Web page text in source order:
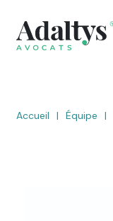
Accueil | Équipe |